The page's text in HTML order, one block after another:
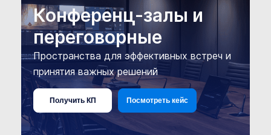
Конференц-залы и
переговорные
Пространства для эффективных встреч и
принятия важных решений
Получить КП Посмотреть кейс